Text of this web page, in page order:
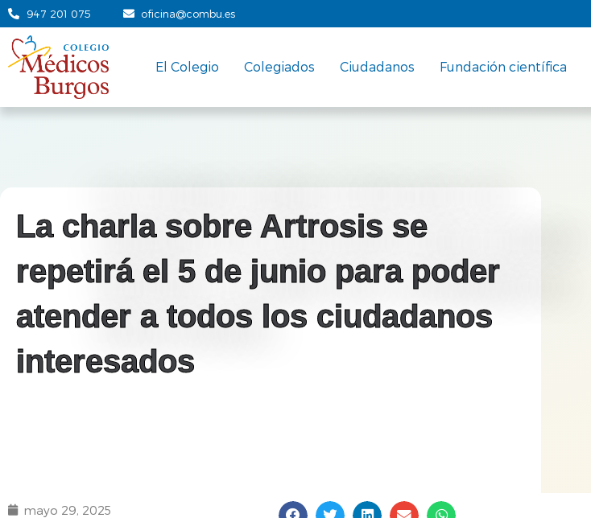
947 201 075 oficina@combu.es
El Colegio Colegiados Ciudadanos Fundación científica
La charla sobre Artrosis se
repetirá el 5 de junio para poder
atender a todos los ciudadanos
interesados
mayo 29, 2025